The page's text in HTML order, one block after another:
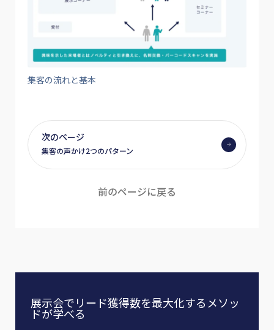
集客の流れと基本
次のページ
集客の声かけ2つのパターン
前のページに戻る
展示会でリード獲得数を最大化するメソッ
ドが学べる